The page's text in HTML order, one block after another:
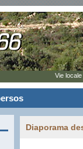
Diaporama
Vie